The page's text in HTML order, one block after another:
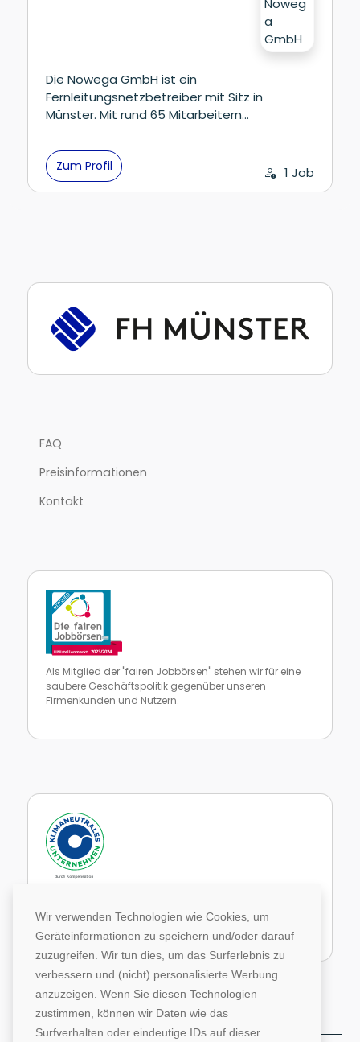
Wir verwenden Technologien wie Cookies, um
Geräteinformationen zu speichern und/oder darauf
zuzugreifen. Wir tun dies, um das Surferlebnis zu
verbessern und (nicht) personalisierte Werbung
anzuzeigen. Wenn Sie diesen Technologien
zustimmen, können wir Daten wie das
Surfverhalten oder eindeutige IDs auf dieser
Die Nowega GmbH ist ein
Fernleitungsnetzbetreiber mit Sitz in
Münster. Mit rund 65 Mitarbeitern…
Zum Profil 1 Job
FAQ
Preisinformationen
Kontakt
Als Mitglied der "fairen Jobbörsen" stehen wir für eine
saubere Geschäftspolitik gegenüber unseren
Firmenkunden und Nutzern.
Emissionen durch weltweite Projekte aus.
Zur Website von Climate Extender: Klimaneutrales Unternehmen